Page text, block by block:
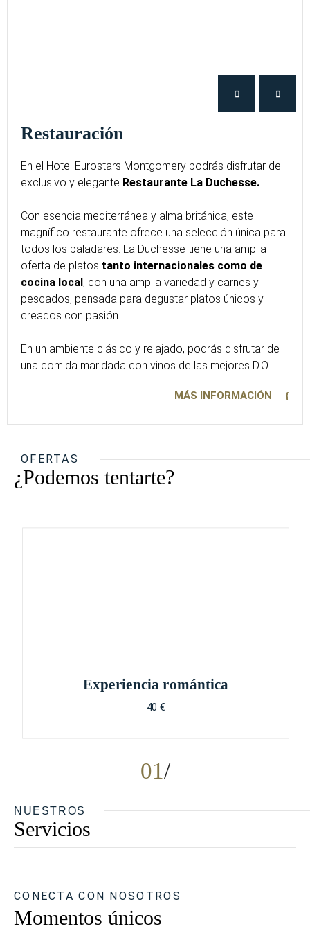
Restauración
En el Hotel Eurostars Montgomery podrás disfrutar del
exclusivo y elegante Restaurante La Duchesse.
Con esencia mediterránea y alma británica, este
magnífico restaurante ofrece una selección única para
todos los paladares. La Duchesse tiene una amplia
oferta de platos tanto internacionales como de
cocina local, con una amplia variedad y carnes y
pescados, pensada para degustar platos únicos y
creados con pasión.
En un ambiente clásico y relajado, podrás disfrutar de
una comida maridada con vinos de las mejores D.O.
MÁS INFORMACIÓN
OFERTAS
¿Podemos tentarte?
01
Experiencia romántica
40 €
NUESTROS
Servicios
CONECTA CON NOSOTROS
Momentos únicos